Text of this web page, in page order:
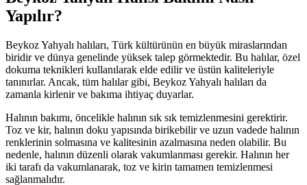
Yapılır?
Beykoz Yahyalı halıları, Türk kültürünün en büyük miraslarından
biridir ve dünya genelinde yüksek talep görmektedir. Bu halılar, özel
dokuma teknikleri kullanılarak elde edilir ve üstün kaliteleriyle
tanınırlar. Ancak, tüm halılar gibi, Beykoz Yahyalı halıları da
zamanla kirlenir ve bakıma ihtiyaç duyarlar.
Halının bakımı, öncelikle halının sık sık temizlenmesini gerektirir.
Toz ve kir, halının doku yapısında birikebilir ve uzun vadede halının
renklerinin solmasına ve kalitesinin azalmasına neden olabilir. Bu
nedenle, halının düzenli olarak vakumlanması gerekir. Halının her
iki tarafı da vakumlanarak, toz ve kirin tamamen temizlenmesi
sağlanmalıdır.